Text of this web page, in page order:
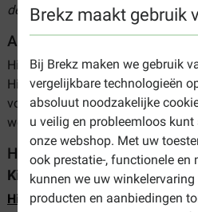
Brekz maakt gebruik
Bij Brekz maken we gebruik
vergelijkbare technologieën
absoluut noodzakelijke
u veilig en probleemloos
onze webshop. Met uw
ook prestatie-, functionele en
kunnen we uw winkelervaring
producten en aanbiedingen
de scherpste prijzen. Makkelijk en
Assortiment Hill's
Hieronder vindt u een overzicht
Hill’s Science Plan kattenvoer.
voedingen per levensfasen, maar
werking.
Hill's per levensfase
Kitten
Hill's Kittenis een voeding voor